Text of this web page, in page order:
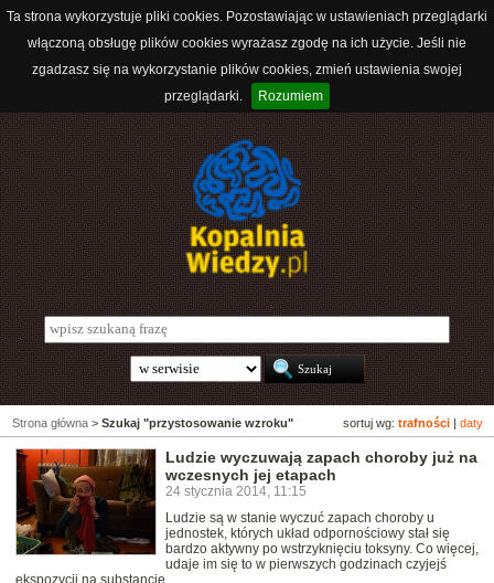
Ta strona wykorzystuje pliki cookies. Pozostawiając w ustawieniach przeglądarki
włączoną obsługę plików cookies wyrażasz zgodę na ich użycie. Jeśli nie
zgadzasz się na wykorzystanie plików cookies, zmień ustawienia swojej
przeglądarki.
Rozumiem
sortuj wg: trafności daty
Strona główna > Szukaj "przystosowanie wzroku"
Ludzie wyczuwają zapach choroby już na
wczesnych jej etapach
24 stycznia 2014, 11:15
Ludzie są w stanie wyczuć zapach choroby u
jednostek, których układ odpornościowy stał się
bardzo aktywny po wstrzyknięciu toksyny. Co więcej,
udaje im się to w pierwszych godzinach czyjejś